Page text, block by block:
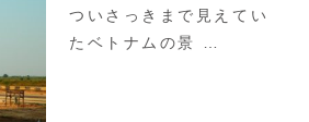
ついさっきまで見えてい
たベトナムの景 …